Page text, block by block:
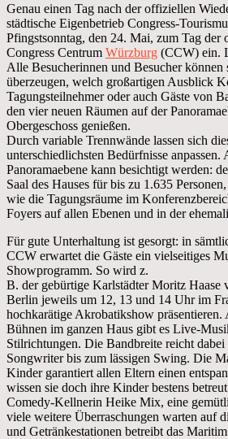
Genau einen Tag nach der offiziellen
städtische Eigenbetrieb Congress-
Pfingstsonntag, den 24. Mai, zum Tag der
Congress Centrum Würzburg (CCW) ein.
Alle Besucherinnen und Besucher können
überzeugen, welch großartigen Ausblick
Tagungsteilnehmer oder auch Gäste von
den vier neuen Räumen auf der
Obergeschoss genießen.
Durch variable Trennwände lassen sich
unterschiedlichsten Bedürfnisse anpassen.
Panoramaebene kann besichtigt werden:
Saal des Hauses für bis zu 1.635
wie die Tagungsräume im
Foyers auf allen Ebenen und in der
Für gute Unterhaltung ist gesorgt: in
CCW erwartet die Gäste ein vielseitiges
Showprogramm. So wird z.
B. der gebürtige Karlstädter Moritz Haase
Berlin jeweils um 12, 13 und 14 Uhr im
hochkarätige Akrobatikshow präsentieren.
Bühnen im ganzen Haus gibt es Live-
Stilrichtungen. Die Bandbreite reicht
Songwriter bis zum lässigen Swing. Die
Kinder garantiert allen Eltern einen
wissen sie doch ihre Kinder bestens
Comedy-Kellnerin Heike Mix, eine
viele weitere Überraschungen warten auf
und Getränkestationen betreibt das